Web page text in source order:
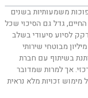
משמעותיות בשנים
גדל גם הסיכוי שכל
לסיוע סיעודי בשלב
כזה או אחר. עבור למעלה מ-4 מיליון מבוטחי שירותי
בשיתוף עם חברת
אך למרות שמדובר
זכויות מלא נראית